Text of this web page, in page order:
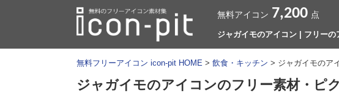
無料アイコン 7,200 点
ジャガイモのアイコン | フリー
無料フリーアイコン icon-pit HOME > 飲食・キッチン > ジャガイモのア
ジャガイモのアイコンのフリー素材・ピ